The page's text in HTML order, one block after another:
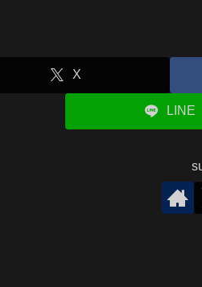
X
LINE